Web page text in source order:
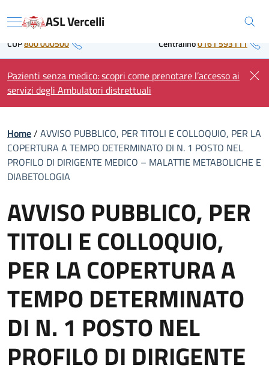
to Regione Piemonte
Menu ASL Vercelli
CUP800 000500 Centralino0161 593111
Pazienti senza medico: scopri come prenotare l’accesso ai
servizi degli Ambulatori distrettuali
Home/ AVVISO PUBBLICO, PER TITOLI E COLLOQUIO, PER LA
COPERTURA A TEMPO DETERMINATO DI N. 1 POSTO NEL
PROFILO DI DIRIGENTE MEDICO – MALATTIE METABOLICHE E
DIABETOLOGIA
AVVISO PUBBLICO, PER
TITOLI E COLLOQUIO,
PER LA COPERTURA A
TEMPO DETERMINATO
DI N. 1 POSTO NEL
PROFILO DI DIRIGENTE